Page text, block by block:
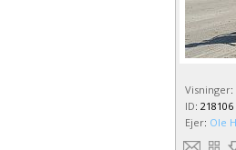
Visninger:
ID: 218106
Ejer: Ole